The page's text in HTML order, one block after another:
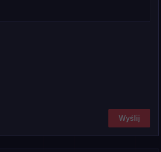
Wyślij